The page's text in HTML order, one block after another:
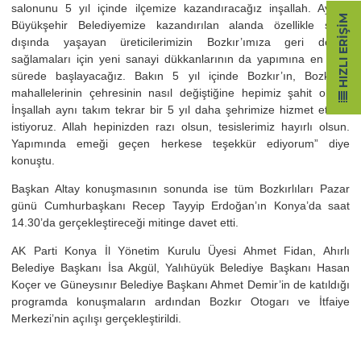
salonunu 5 yıl içinde ilçemize kazandıracağız inşallah. Ayrıca
Büyükşehir Belediyemize kazandırılan alanda özellikle şehir
dışında yaşayan üreticilerimizin Bozkır’ımıza geri dönüş
sağlamaları için yeni sanayi dükkanlarının da yapımına en kısa
sürede başlayacağız. Bakın 5 yıl içinde Bozkır’ın, Bozkır’ın
mahallelerinin çehresinin nasıl değiştiğine hepimiz şahit olduk.
İnşallah aynı takım tekrar bir 5 yıl daha şehrimize hizmet etmek
istiyoruz. Allah hepinizden razı olsun, tesislerimiz hayırlı olsun.
Yapımında emeği geçen herkese teşekkür ediyorum” diye
konuştu.
Başkan Altay konuşmasının sonunda ise tüm Bozkırlıları Pazar
günü Cumhurbaşkanı Recep Tayyip Erdoğan’ın Konya’da saat
14.30’da gerçekleştireceği mitinge davet etti.
AK Parti Konya İl Yönetim Kurulu Üyesi Ahmet Fidan, Ahırlı
Belediye Başkanı İsa Akgül, Yalıhüyük Belediye Başkanı Hasan
Koçer ve Güneysınır Belediye Başkanı Ahmet Demir’in de katıldığı
programda konuşmaların ardından Bozkır Otogarı ve İtfaiye
Merkezi’nin açılışı gerçekleştirildi.
HIZLI ERIŞIM